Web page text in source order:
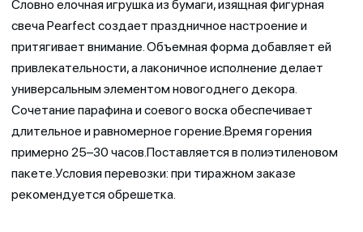
Словно елочная игрушка из бумаги, изящная фигурная
свеча Pearfect создает праздничное настроение и
притягивает внимание. Объемная форма добавляет ей
привлекательности, а лаконичное исполнение делает
универсальным элементом новогоднего декора.
Сочетание парафина и соевого воска обеспечивает
длительное и равномерное горение.Время горения
примерно 25–30 часов.Поставляется в полиэтиленовом
пакете.Условия перевозки: при тиражном заказе
рекомендуется обрешетка.